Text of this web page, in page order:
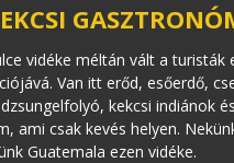
vidéke méltán vált a turisták
Van itt erőd, esőerdő,
kekcsi indiánok
ami csak kevés helyen.
Guatemala ezen vidéke.